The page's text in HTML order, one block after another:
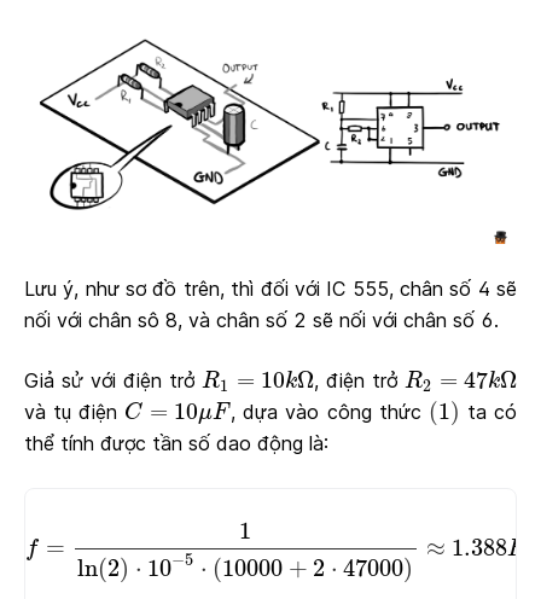
Lưu ý, như sơ đồ trên, thì đối với IC 555, chân số 4 sẽ
nối với chân sô 8, và chân số 2 sẽ nối với chân số 6.
Giả sử với điện trở R1 = 10kΩ
R1 10kΩ , điện trở R2 = 47kΩ
R2 47kΩ
và tụ điện C = 10μF
C= 10μF , dựa vào công thức (1)
(1 ) ta có
thể tính được tần số dao động là:
f =
1
ln(2) ⋅ 10−5 ⋅ (10000 + 2 ⋅ 47000)
≈ 1.388H
(10000